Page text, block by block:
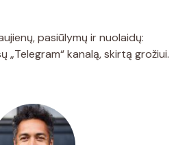
pasiūlymų ir nuolaidų:
„Telegram“ kanalą, skirtą grožiui.